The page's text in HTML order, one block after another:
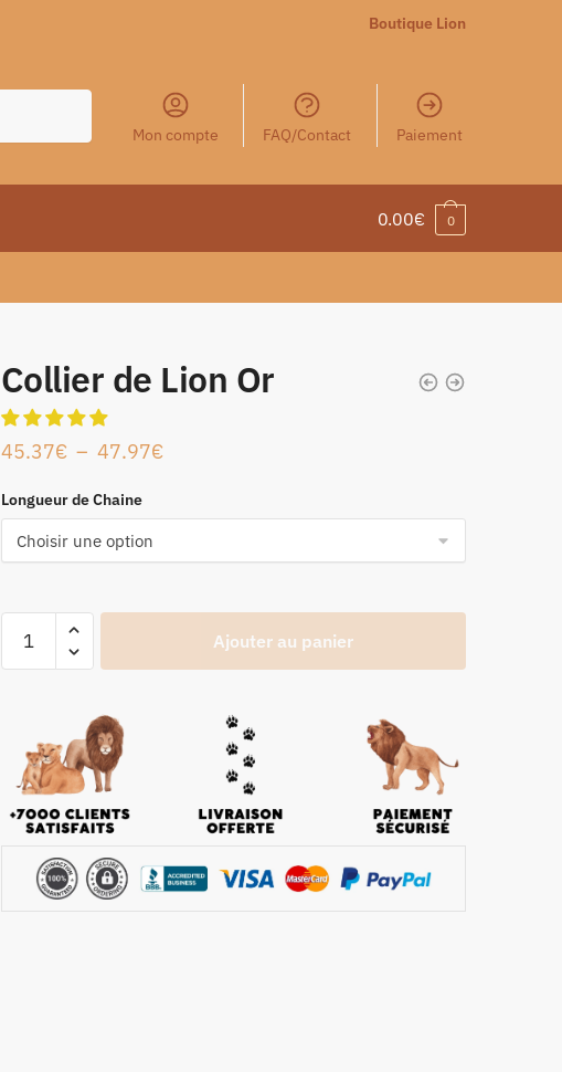
Boutique Lion
Mon compte FAQ/Contact Paiement
0.00€ 0
Collier de Lion Or
45.37€ – 47.97€
Longueur de Chaine
Ajouter au panier